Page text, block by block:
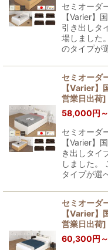
セミオーダ
【Varier】
引き出しタ
場しました
のタイプが
セミオーダ
【Varier】
営業日出荷]
58,000円 ～
セミオーダ
【Varier】
き出しタイ
しました。
タイプが選
セミオーダ
【Varier】
営業日出荷]
60,300円 ～